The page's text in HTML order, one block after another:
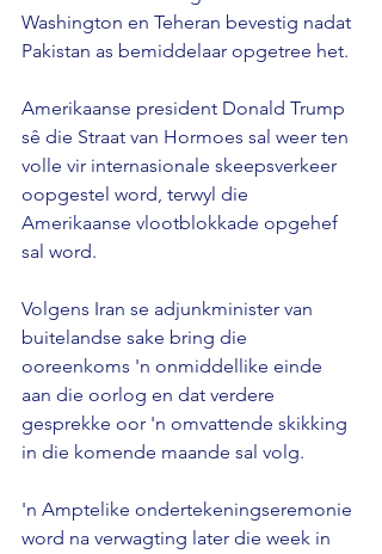
Washington en Teheran bevestig nadat
Pakistan as bemiddelaar opgetree het.
Amerikaanse president Donald Trump
sê die Straat van Hormoes sal weer ten
volle vir internasionale skeepsverkeer
oopgestel word, terwyl die
Amerikaanse vlootblokkade opgehef
sal word.
Volgens Iran se adjunkminister van
buitelandse sake bring die
ooreenkoms 'n onmiddellike einde
aan die oorlog en dat verdere
gesprekke oor 'n omvattende skikking
in die komende maande sal volg.
'n Amptelike ondertekeningseremonie
word na verwagting later die week in